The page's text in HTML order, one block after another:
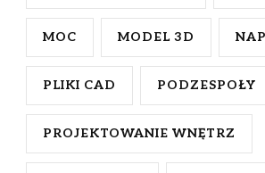
MOC MODEL 3D
PLIKI CAD PODZESPOŁY
PROJEKTOWANIE WNĘTRZ